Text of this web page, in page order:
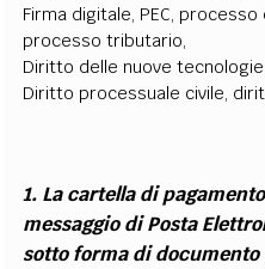
Firma digitale, PEC, processo
processo tributario,
Diritto delle nuove
Diritto processuale civile,
1. La cartella di
messaggio di Posta
sotto forma di